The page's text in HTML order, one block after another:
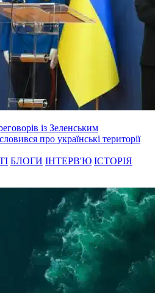
із Зеленським
про українські території
БЛОГИ ІНТЕРВ'Ю ІСТОРІЯ